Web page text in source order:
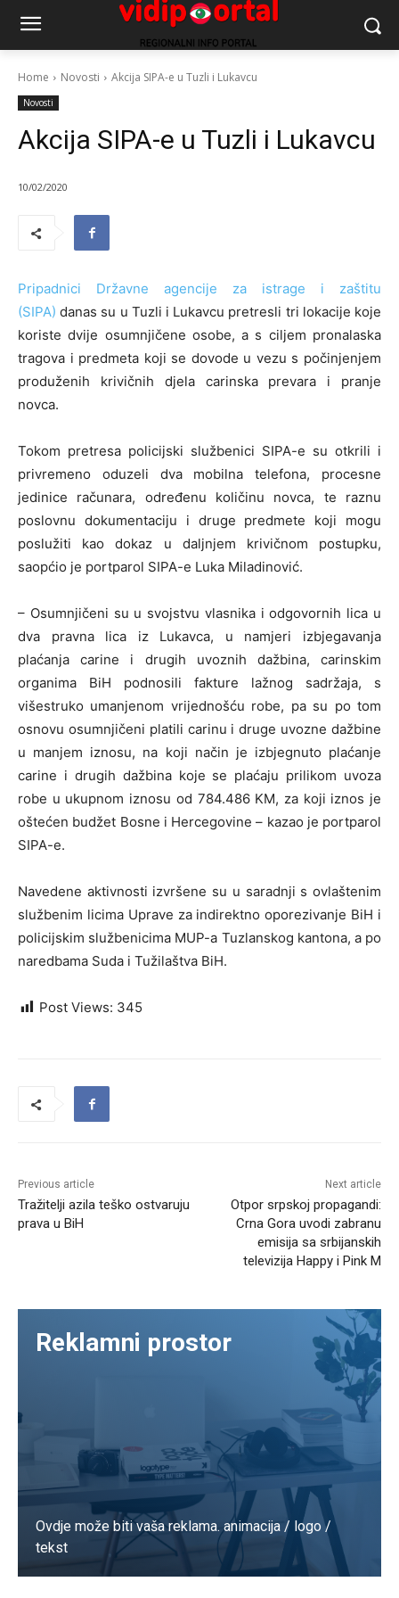
Home Novosti Akcija SIPA-e u Tuzli i Lukavcu
Novosti
Akcija SIPA-e u Tuzli i Lukavcu
10/02/2020
Pripadnici Državne agencije za istrage i zaštitu
(SIPA) danas su u Tuzli i Lukavcu pretresli tri lokacije koje
koriste dvije osumnjičene osobe, a s ciljem pronalaska
tragova i predmeta koji se dovode u vezu s počinjenjem
produženih krivičnih djela carinska prevara i pranje
novca.
Tokom pretresa policijski službenici SIPA-e su otkrili i
privremeno oduzeli dva mobilna telefona, procesne
jedinice računara, određenu količinu novca, te raznu
poslovnu dokumentaciju i druge predmete koji mogu
poslužiti kao dokaz u daljnjem krivičnom postupku,
saopćio je portparol SIPA-e Luka Miladinović.
– Osumnjičeni su u svojstvu vlasnika i odgovornih lica u
dva pravna lica iz Lukavca, u namjeri izbjegavanja
plaćanja carine i drugih uvoznih dažbina, carinskim
organima BiH podnosili fakture lažnog sadržaja, s
višestruko umanjenom vrijednošću robe, pa su po tom
osnovu osumnjičeni platili carinu i druge uvozne dažbine
u manjem iznosu, na koji način je izbjegnuto plaćanje
carine i drugih dažbina koje se plaćaju prilikom uvoza
robe u ukupnom iznosu od 784.486 KM, za koji iznos je
oštećen budžet Bosne i Hercegovine – kazao je portparol
SIPA-e.
Navedene aktivnosti izvršene su u saradnji s ovlaštenim
službenim licima Uprave za indirektno oporezivanje BiH i
policijskim službenicima MUP-a Tuzlanskog kantona, a po
naredbama Suda i Tužilaštva BiH.
Post Views: 345
Previous article
Tražitelji azila teško ostvaruju
prava u BiH
Next article
Otpor srpskoj propagandi:
Crna Gora uvodi zabranu
emisija sa srbijanskih
televizija Happy i Pink M
Reklamni prostor
Ovdje može biti vaša reklama. animacija / logo /
tekst